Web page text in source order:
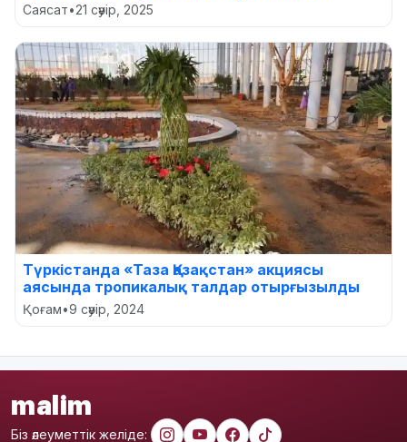
Саясат•21 сәуір, 2025
Түркістанда «Таза Қазақстан» акциясы
аясында тропикалық талдар отырғызылды
Қоғам•9 сәуір, 2024
malim
Біз әлеуметтік желіде: